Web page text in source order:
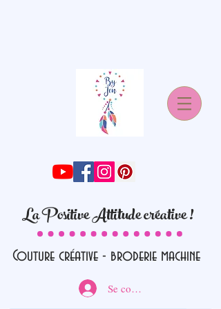
La Positive Attitude créative !
Couture créative - broderie machine
Se connecter